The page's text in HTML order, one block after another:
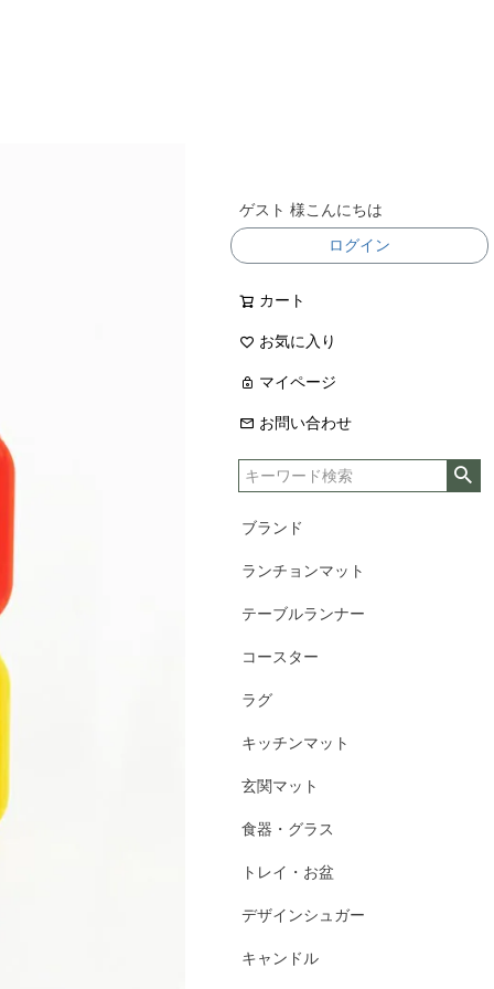
ゲスト 様こんにちは
ログイン
カート
お気に入り
マイページ
お問い合わせ
ブランド
ランチョンマット
テーブルランナー
コースター
ラグ
キッチンマット
玄関マット
食器・グラス
トレイ・お盆
デザインシュガー
キャンドル